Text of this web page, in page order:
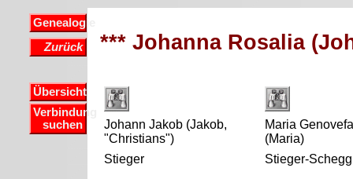
Genealogie
Zurück
Übersicht
Verbindung
suchen
*** Johanna Rosalia
Johann Jakob (Jakob,
"Christians")
Stieger
Maria
(Maria)
Stieger-Schegg